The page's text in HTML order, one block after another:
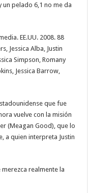
un pelado 6,1 no me da
EE.UU. 2008. 88
Jessica Alba, Justin
Simpson, Romany
Jessica Barrow,
que fue
vuelve con la misión
(Meagan Good), que lo
a quien interpreta Justin
realmente la